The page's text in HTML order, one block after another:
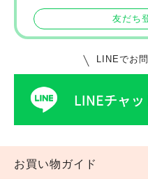
友だち
LINEでお
お買い物ガイド